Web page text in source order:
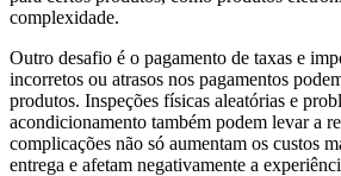
complexidade.
Outro desafio é o pagamento de taxas e
incorretos ou atrasos nos pagamentos
produtos. Inspeções físicas aleatórias e
acondicionamento também podem levar a
complicações não só aumentam os custos
entrega e afetam negativamente a